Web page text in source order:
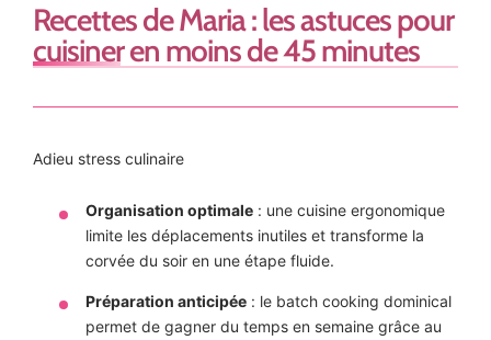
Recettes de Maria : les astuces pour
cuisiner en moins de 45 minutes
Adieu stress culinaire
Organisation optimale : une cuisine ergonomique
limite les déplacements inutiles et transforme la
corvée du soir en une étape fluide.
Préparation anticipée : le batch cooking dominical
permet de gagner du temps en semaine grâce au